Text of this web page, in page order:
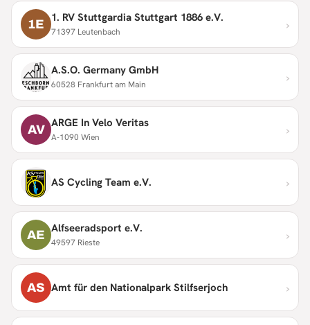
1E 1. RV Stuttgardia Stuttgart 1886 e.V.
71397 Leutenbach ›
A.S.O. Germany GmbH
60528 Frankfurt am Main ›
AV ARGE In Velo Veritas
A-1090 Wien ›
AS Cycling Team e.V. ›
AE Alfseeradsport e.V.
49597 Rieste ›
AS Amt für den Nationalpark Stilfserjoch ›